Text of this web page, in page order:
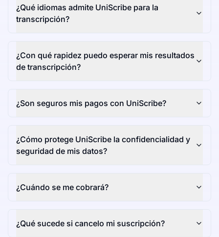
¿Qué idiomas admite UniScribe para la
transcripción?
¿Con qué rapidez puedo esperar mis resultados
de transcripción?
¿Son seguros mis pagos con UniScribe?
¿Cómo protege UniScribe la confidencialidad y
seguridad de mis datos?
¿Cuándo se me cobrará?
¿Qué sucede si cancelo mi suscripción?